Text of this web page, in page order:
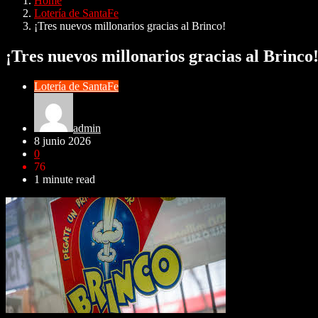
Lotería de SantaFe
¡Tres nuevos millonarios gracias al Brinco!
¡Tres nuevos millonarios gracias al Brinco!
Lotería de SantaFe
admin
8 junio 2026
0
76
1 minute read